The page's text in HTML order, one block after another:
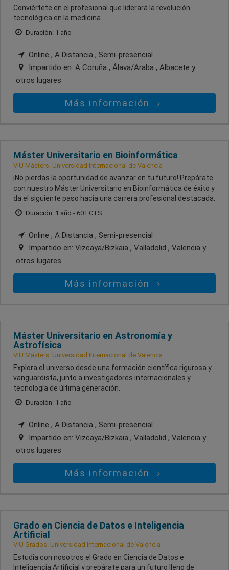
Conviértete en el profesional que liderará la revolución
tecnológica en la medicina.
Duración: 1 año
Online , A Distancia , Semi-presencial
Impartido en: A Coruña , Álava/Araba , Albacete y
otros lugares
Más información
Máster Universitario en Bioinformática
VIU Másters. Universidad Internacional de Valencia
¡No pierdas la oportunidad de avanzar en tu futuro! Prepárate
con nuestro Máster Universitario en Bioinformática de éxito y
da el siguiente paso hacia una carrera profesional destacada.
Duración: 1 año - 60 ECTS
Online , A Distancia , Semi-presencial
Impartido en: Vizcaya/Bizkaia , Valladolid , Valencia y
otros lugares
Más información
Máster Universitario en Astronomía y
Astrofísica
VIU Másters. Universidad Internacional de Valencia
Explora el universo desde una formación científica rigurosa y
vanguardista, junto a investigadores internacionales y
tecnología de última generación.
Duración: 1 año
Online , A Distancia , Semi-presencial
Impartido en: Vizcaya/Bizkaia , Valladolid , Valencia y
otros lugares
Más información
Grado en Ciencia de Datos e Inteligencia
Artificial
VIU Grados. Universidad Internacional de Valencia
Estudia con nosotros el Grado en Ciencia de Datos e
Inteligencia Artificial y prepárate para un futuro lleno de